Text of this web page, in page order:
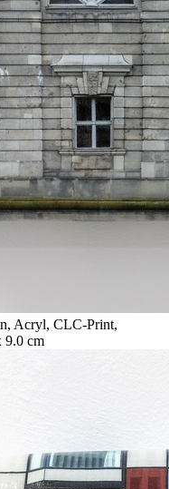
Acryl, CLC-Print,
9.0 cm